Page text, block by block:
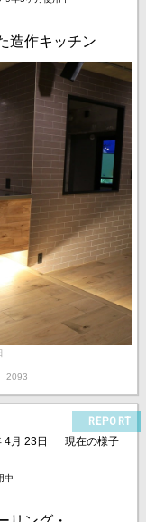
造作キッチン
2093
REPORT
4月 23日
現在の様子
中